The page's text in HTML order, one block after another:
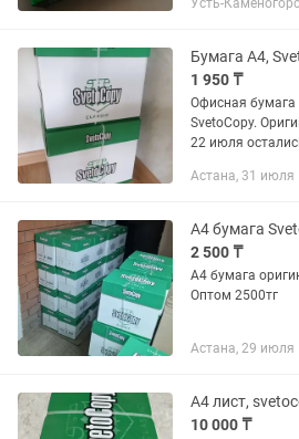
телефону.
Усть-
Бумага А4,
1 950 ₸
Офисная
SvetoCopy. Оригинал. По
22 июля
Астана, 31 июля
2 500 ₸
А4 бумага оригинал В розницу
Оптом 2500тг
Астана, 29 июля
A4 лист,
10 000 ₸